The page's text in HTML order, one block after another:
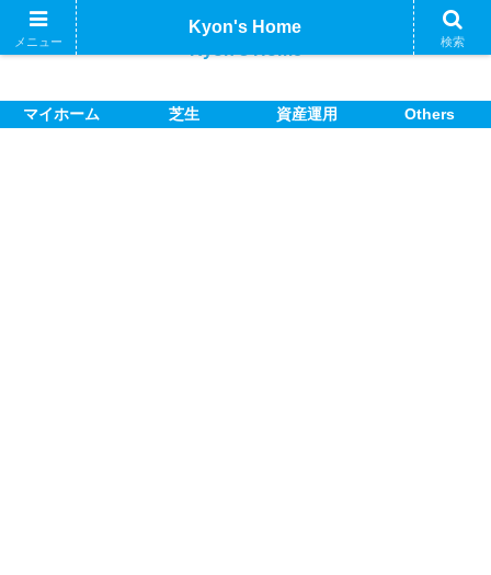
マイホーム 芝生 資産運用 Others
メニュー
Kyon's Home
検索